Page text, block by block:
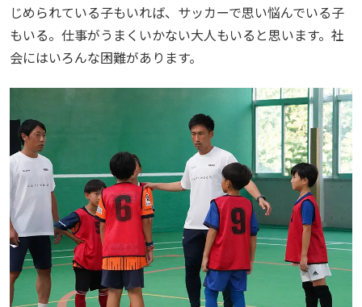
じめられている子もいれば、サッカーで思い悩んでいる子
もいる。仕事がうまくいかない大人もいると思います。社
会にはいろんな困難があります。